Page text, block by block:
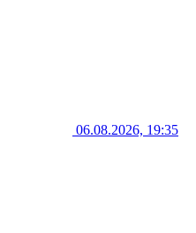
06.08.2026, 19:35